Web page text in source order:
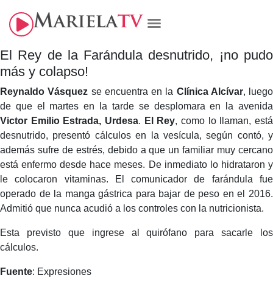
El Rey de la Farándula desnutrido, ¡no pudo
más y colapso!
Reynaldo Vásquez se encuentra en la Clínica Alcívar, luego
de que el martes en la tarde se desplomara en la avenida
Victor Emilio Estrada, Urdesa. El Rey, como lo llaman, está
desnutrido, presentó cálculos en la vesícula, según contó, y
además sufre de estrés, debido a que un familiar muy cercano
está enfermo desde hace meses. De inmediato lo hidrataron y
le colocaron vitaminas. El comunicador de farándula fue
operado de la manga gástrica para bajar de peso en el 2016.
Admitió que nunca acudió a los controles con la nutricionista.
Esta previsto que ingrese al quirófano para sacarle los
cálculos.
Fuente: Expresiones